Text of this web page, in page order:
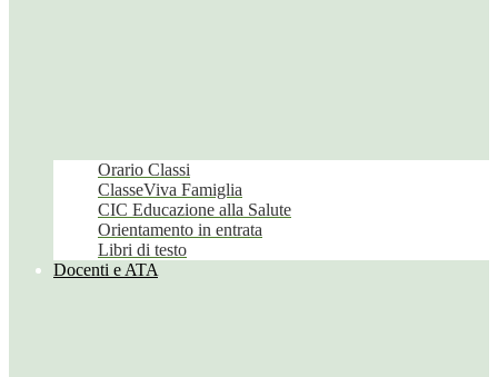
Orario Classi
ClasseViva Famiglia
CIC Educazione alla Salute
Orientamento in entrata
Libri di testo
Docenti e ATA